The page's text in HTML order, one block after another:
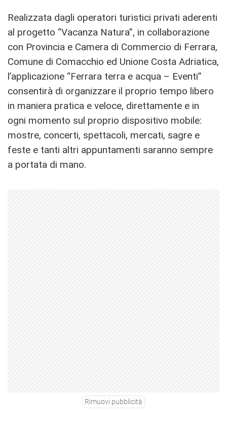
Realizzata dagli operatori turistici privati aderenti
al progetto “Vacanza Natura”, in collaborazione
con Provincia e Camera di Commercio di Ferrara,
Comune di Comacchio ed Unione Costa Adriatica,
l’applicazione “Ferrara terra e acqua – Eventi”
consentirà di organizzare il proprio tempo libero
in maniera pratica e veloce, direttamente e in
ogni momento sul proprio dispositivo mobile:
mostre, concerti, spettacoli, mercati, sagre e
feste e tanti altri appuntamenti saranno sempre
a portata di mano.
Rimuovi pubblicità